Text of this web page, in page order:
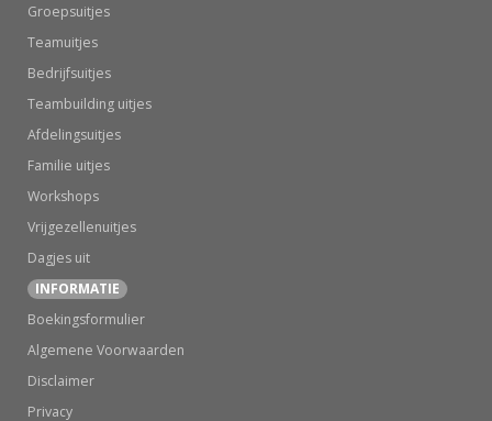
Groepsuitjes
Teamuitjes
Bedrijfsuitjes
Teambuilding uitjes
Afdelingsuitjes
Familie uitjes
Workshops
Vrijgezellenuitjes
Dagjes uit
INFORMATIE
Boekingsformulier
Algemene Voorwaarden
Disclaimer
Privacy